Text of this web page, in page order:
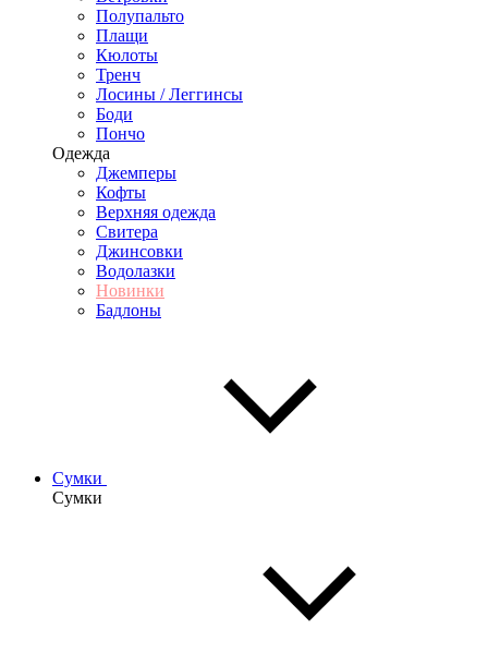
Полупальто
Плащи
Кюлоты
Тренч
Лосины / Леггинсы
Боди
Пончо
Одежда
Джемперы
Кофты
Верхняя одежда
Свитера
Джинсовки
Водолазки
Новинки
Бадлоны
Сумки
Сумки